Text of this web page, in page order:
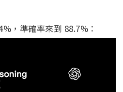
，準確率來到 88.7%：